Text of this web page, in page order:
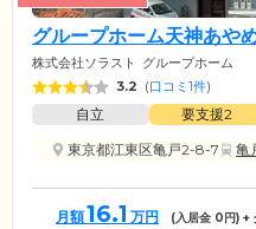
グループホーム天神あや
株式会社ソラスト グループホーム
3.2 (口コミ1件)
自立 要支援2
東京都江東区亀戸2-8-7
亀
月額16.1 万円 (入居金 0円) +